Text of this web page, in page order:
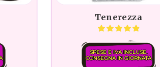
Tenerezza
SPESE E IVA INCLUSE.
CONSEGNA IN GIORNATA